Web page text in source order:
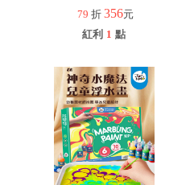
79 折 356元
紅利 1 點